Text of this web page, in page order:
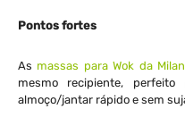
Pontos fortes
As massas para Wok da
mesmo recipiente,
almoço/jantar rápido e sem